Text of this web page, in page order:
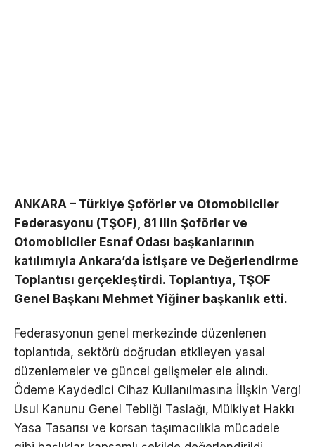
ANKARA – Türkiye Şoförler ve Otomobilciler
Federasyonu (TŞOF), 81 ilin Şoförler ve
Otomobilciler Esnaf Odası başkanlarının
katılımıyla Ankara’da İstişare ve Değerlendirme
Toplantısı gerçekleştirdi. Toplantıya, TŞOF
Genel Başkanı Mehmet Yiğiner başkanlık etti.
Federasyonun genel merkezinde düzenlenen
toplantıda, sektörü doğrudan etkileyen yasal
düzenlemeler ve güncel gelişmeler ele alındı.
Ödeme Kaydedici Cihaz Kullanılmasına İlişkin Vergi
Usul Kanunu Genel Tebliği Taslağı, Mülkiyet Hakkı
Yasa Tasarısı ve korsan taşımacılıkla mücadele